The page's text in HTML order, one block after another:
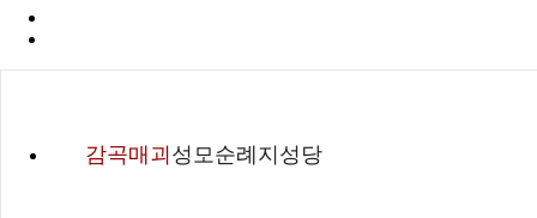
감곡매괴 성모순례지성당